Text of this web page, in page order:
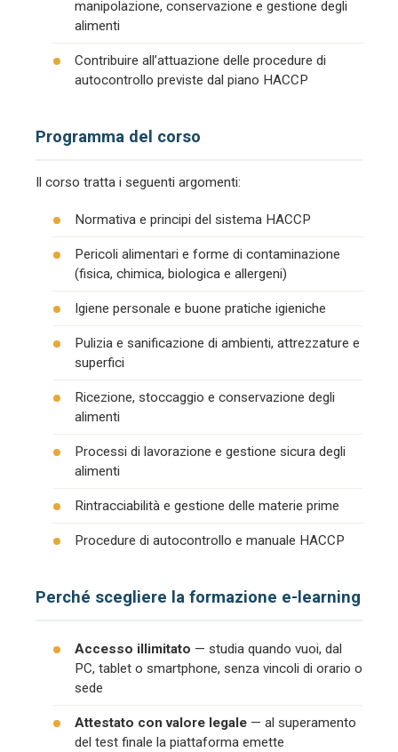
manipolazione, conservazione e gestione degli
alimenti
Contribuire all’attuazione delle procedure di
autocontrollo previste dal piano HACCP
Programma del corso
Il corso tratta i seguenti argomenti:
Normativa e principi del sistema HACCP
Pericoli alimentari e forme di contaminazione
(fisica, chimica, biologica e allergeni)
Igiene personale e buone pratiche igieniche
Pulizia e sanificazione di ambienti, attrezzature e
superfici
Ricezione, stoccaggio e conservazione degli
alimenti
Processi di lavorazione e gestione sicura degli
alimenti
Rintracciabilità e gestione delle materie prime
Procedure di autocontrollo e manuale HACCP
Perché scegliere la formazione e-learning
Accesso illimitato — studia quando vuoi, dal
PC, tablet o smartphone, senza vincoli di orario o
sede
Attestato con valore legale — al superamento
del test finale la piattaforma emette